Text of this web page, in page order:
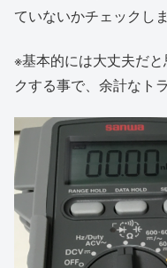
ていないかチェックしま
※基本的には大丈夫だ
クする事で、余計なト